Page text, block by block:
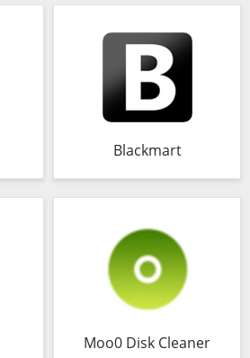
Blackmart
Moo0 Disk Cleaner